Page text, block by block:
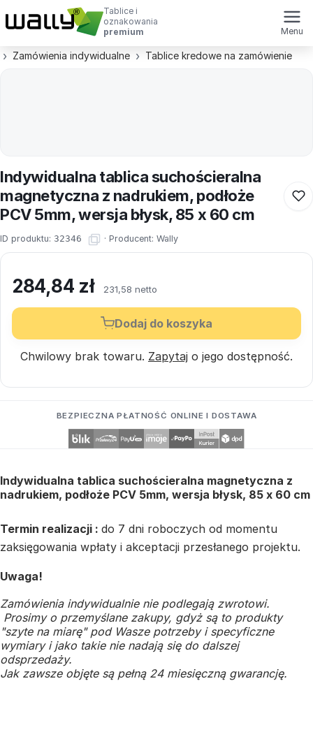
Tablice i
oznakowania
premium
Menu
Zamówienia indywidualne Tablice kredowe na zamówienie
Indywidualna tablica suchościeralna
magnetyczna z nadrukiem, podłoże
PCV 5mm, wersja błysk, 85 x 60 cm
ID produktu: 32346 · Producent: Wally
284,84 zł 231,58 netto
Dodaj do koszyka
Chwilowy brak towaru. Zapytaj o jego dostępność.
BEZPIECZNA PŁATNOŚĆ ONLINE I DOSTAWA
Indywidualna tablica suchościeralna magnetyczna z
nadrukiem, podłoże PCV 5mm, wersja błysk, 85 x 60 cm
Termin realizacji : do 7 dni roboczych od momentu
zaksięgowania wpłaty i akceptacji przesłanego projektu.
Uwaga!
Zamówienia indywidualnie nie podlegają zwrotowi.
Prosimy o przemyślane zakupy, gdyż są to produkty
"szyte na miarę" pod Wasze potrzeby i specyficzne
wymiary i jako takie nie nadają się do dalszej
odsprzedaży.
Jak zawsze objęte są pełną 24 miesięczną gwarancję.